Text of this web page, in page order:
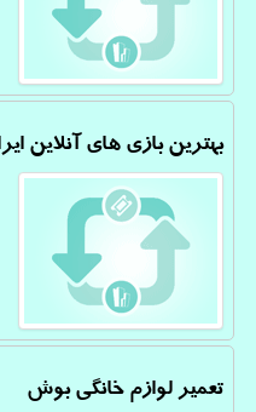
بهترین بازی های آنلاین
تعمیر لوازم خانگی بوش